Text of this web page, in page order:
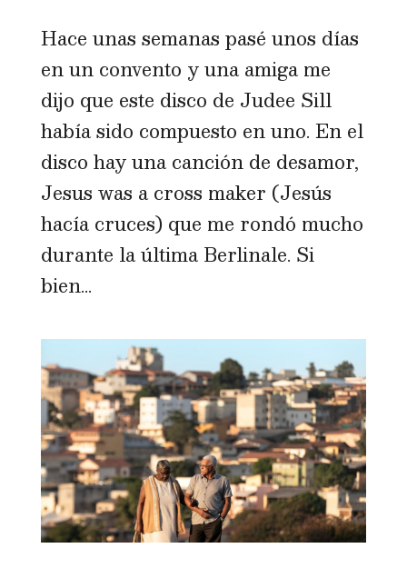
Hace unas semanas pasé unos días
en un convento y una amiga me
dijo que este disco de Judee Sill
había sido compuesto en uno. En el
disco hay una canción de desamor,
Jesus was a cross maker (Jesús
hacía cruces) que me rondó mucho
durante la última Berlinale. Si
bien...